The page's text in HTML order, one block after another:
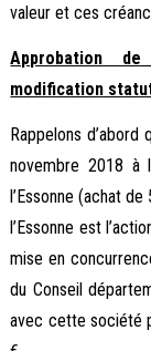
valeur et ces
Approbation
modification
Rappelons
novembre 2018 à
l’Essonne (achat
l’Essonne est
mise en
du Conseil
avec cette société